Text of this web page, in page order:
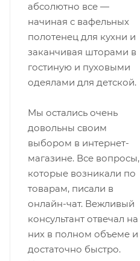
абсолютно все —
начиная с вафельных
полотенец для кухни и
заканчивая шторами в
гостиную и пуховыми
одеялами для детской.
Мы остались очень
довольны своим
выбором в интернет-
магазине. Все вопросы,
которые возникали по
товарам, писали в
онлайн-чат. Вежливый
консультант отвечал на
них в полном объеме и
достаточно быстро.